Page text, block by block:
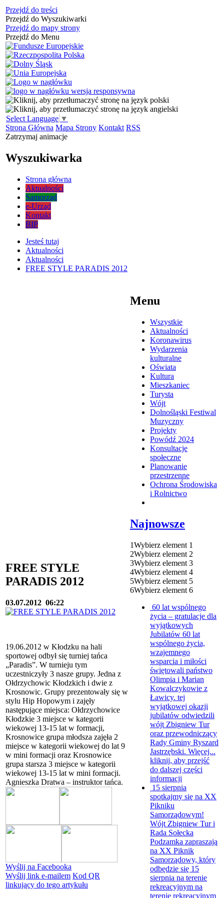
Przejdź do treści
Przejdź do Wyszukiwarki
Przejdź do mapy strony
Przejdź do Menu
Select Language ▼
Strona Główna Mapa Strony Kontakt RSS
Zatrzymaj animacje
Wyszukiwarka
Strona główna
Aktualności
Samorząd
e-Urząd
Kontakt
BIP
Jesteś tutaj
Aktualności
Aktualności
FREE STYLE PARADIS 2012
FREE STYLE
PARADIS 2012
03.07.2012 06:22
19.06.2012 w Kłodzku na hali
sportowej odbył się turniej tańca
„Paradis”. W turnieju tym
uczestniczyły 3 nasze grupy. Jedna z
Ołdrzychowic Kłodzkich i dwie z
Krosnowic. Grupy prezentowały się w
stylu Hip Hopowym i zajęły
następujące miejsca: Ołdrzychowice
Kłodzkie 3 miejsce w kategorii
wiekowej 13-15 lat w formacji,
Krosnowice grupa młodsza zajęła 2
miejsce w kategorii wiekowej do lat 9
w mini formacji oraz Krosnowice
grupa starsza 3 miejsce w kategorii
wiekowej 13-15 lat w mini formacji.
Agnieszka Dratwa – instruktor tańca.
Wyślij na Facebooka
Wyślij link e-mailem Kod QR
linkujący do tego artykułu
Menu
Wszystkie
Aktualności
Koronawirus
Wydarzenia
kulturalne
Oświata
Kultura
Mieszkaniec
Turysta
Wójt
Dolnośląski Festiwal
Muzyczny
Projekty
Powódź 2024
Konsultacje
społeczne
Planowanie
przestrzenne
Ochrona Środowiska
i Rolnictwo
Najnowsze
1Wybierz element 1
2Wybierz element 2
3Wybierz element 3
4Wybierz element 4
5Wybierz element 5
6Wybierz element 6
60 lat wspólnego
życia – gratulacje dla
wyjątkowych
Jubilatów 60 lat
wspólnego życia,
wzajemnego
wsparcia i miłości
świętowali państwo
Olimpia i Marian
Kowalczykowie z
Ławicy. tej
wyjątkowej okazji
jubilatów odwiedzili
wójt Zbigniew Tur
oraz przewodniczący
Rady Gminy Ryszard
Jastrzębski. Więcej...
kliknij, aby przejść
do dalszej części
informacji
15 sierpnia
spotkajmy się na XX
Pikniku
Samorządowym!
Wójt Zbigniew Tur i
Rada Sołecka
Podzamka zapraszają
na XX Piknik
Samorządowy, który
odbędzie się 15
sierpnia na terenie
rekreacyjnym na
terenie rekreacyjnym